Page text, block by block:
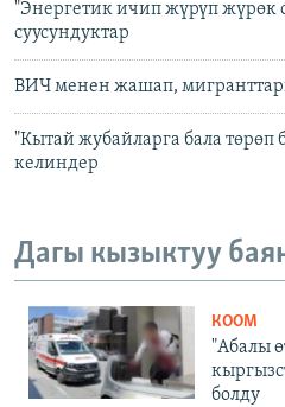
"Энергетик ичип жүрүп жүрөк
суусундуктар
ВИЧ менен жашап,
"Кытай жубайларга бала төрөп
келиндер
Дагы кызыктуу
КООМ
"Абалы
болду